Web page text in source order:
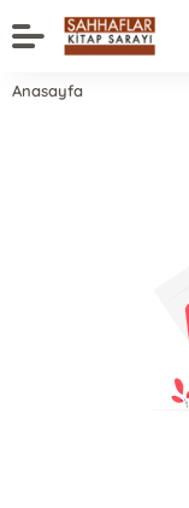
Anasayfa